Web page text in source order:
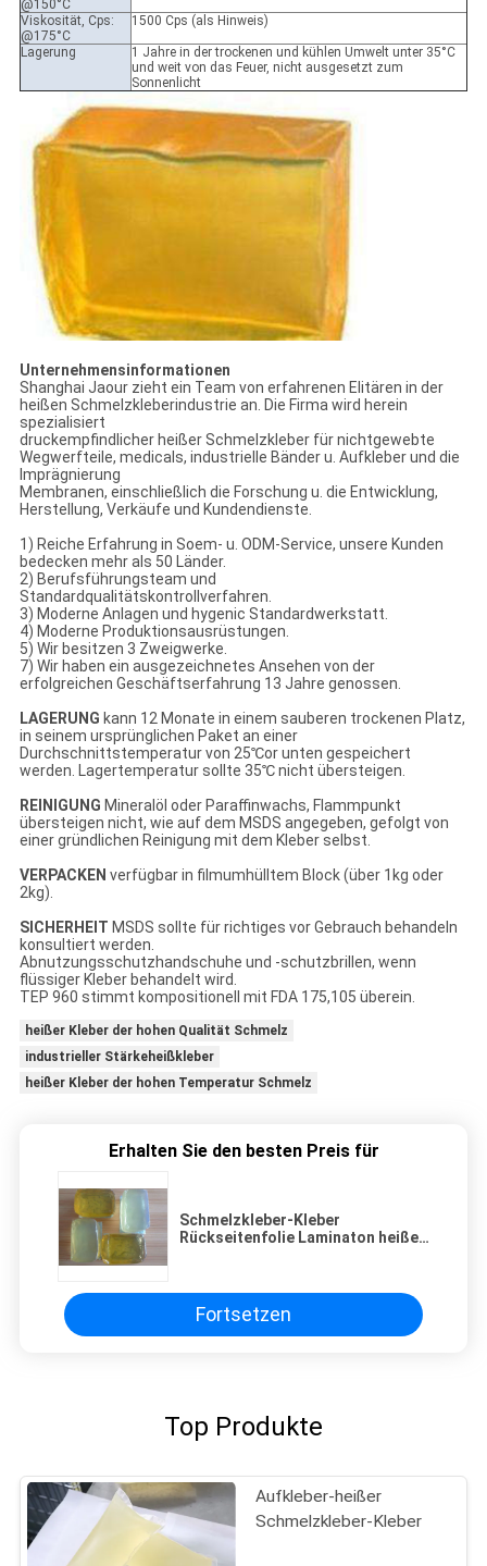
@150°C
Viskosität, Cps:
@175°C
1500 Cps (als Hinweis)
Lagerung
1 Jahre in der trockenen und kühlen Umwelt unter 35°C
und weit von das Feuer, nicht ausgesetzt zum
Sonnenlicht
Unternehmensinformationen
Shanghai Jaour zieht ein Team von erfahrenen Elitären in der
heißen Schmelzkleberindustrie an. Die Firma wird herein
spezialisiert
druckempfindlicher heißer Schmelzkleber für nichtgewebte
Wegwerfteile, medicals, industrielle Bänder u. Aufkleber und die
Imprägnierung
Membranen, einschließlich die Forschung u. die Entwicklung,
Herstellung, Verkäufe und Kundendienste.
1) Reiche Erfahrung in Soem- u. ODM-Service, unsere Kunden
bedecken mehr als 50 Länder.
2) Berufsführungsteam und
Standardqualitätskontrollverfahren.
3) Moderne Anlagen und hygenic Standardwerkstatt.
4) Moderne Produktionsausrüstungen.
5) Wir besitzen 3 Zweigwerke.
7) Wir haben ein ausgezeichnetes Ansehen von der
erfolgreichen Geschäftserfahrung 13 Jahre genossen.
LAGERUNG kann 12 Monate in einem sauberen trockenen Platz,
in seinem ursprünglichen Paket an einer
Durchschnittstemperatur von 25℃or unten gespeichert
werden. Lagertemperatur sollte 35℃ nicht übersteigen.
REINIGUNG Mineralöl oder Paraffinwachs, Flammpunkt
übersteigen nicht, wie auf dem MSDS angegeben, gefolgt von
einer gründlichen Reinigung mit dem Kleber selbst.
VERPACKEN verfügbar in filmumhülltem Block (über 1kg oder
2kg).
SICHERHEIT MSDS sollte für richtiges vor Gebrauch behandeln
konsultiert werden.
Abnutzungsschutzhandschuhe und -schutzbrillen, wenn
flüssiger Kleber behandelt wird.
TEP 960 stimmt kompositionell mit FDA 175,105 überein.
heißer Kleber der hohen Qualität Schmelz
industrieller Stärkeheißkleber
heißer Kleber der hohen Temperatur Schmelz
Erhalten Sie den besten Preis für
Schmelzkleber-Kleber
Rückseitenfolie Laminaton heißer,
Fortsetzen
Top Produkte
Aufkleber-heißer
Schmelzkleber-Kleber